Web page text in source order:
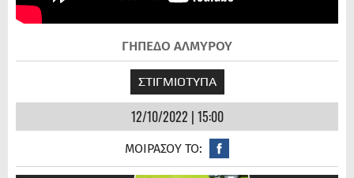
ΓΗΠΕΔΟ ΑΛΜΥΡΟΥ
ΣΤΙΓΜΙΟΤΥΠΑ
12/10/2022 | 15:00
ΜΟΙΡΑΣΟΥ ΤΟ: